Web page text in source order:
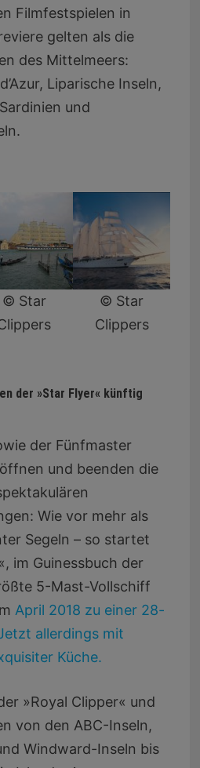
Filmfestspielen in
gelten als die
des Mittelmeers:
Liparische Inseln,
und
© Star
© Star
Clippers
der »Star Flyer« künftig
der Fünfmaster
und beenden die
Wie vor mehr als
Segeln – so startet
im Guinessbuch der
5-Mast-Vollschiff
April 2018 zu einer 28-
allerdings mit
Küche.
»Royal Clipper« und
von den ABC-Inseln,
Windward-Inseln bis